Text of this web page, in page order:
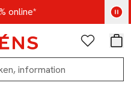
online*
Shoppa nu
Favoriter